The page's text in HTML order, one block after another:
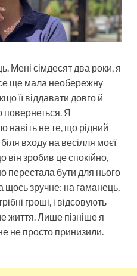
Мені сімдесят два роки, я
ще мала необережну
її віддавати довго й
повернеться. Я
навіть не те, що рідний
входу на весілля моєї
він зробив це спокійно,
перестала бути для нього
щось зручне: на гаманець,
гроші, і відсовують
життя. Лише пізніше я
не просто принизили.